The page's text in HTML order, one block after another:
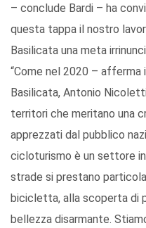
– conclude Bardi – ha
questa tappa il nostro
Basilicata una meta
“Come nel 2020 –
Basilicata, Antonio
territori che meritano una
apprezzati dal pubblico
cicloturismo è un settore
strade si prestano
bicicletta, alla scoperta di
bellezza disarmante.